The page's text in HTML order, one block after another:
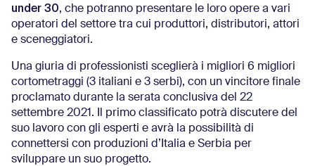
under 30, che potranno presentare le loro opere a vari
operatori del settore tra cui produttori, distributori, attori
e sceneggiatori.
Una giuria di professionisti sceglierà i migliori 6 migliori
cortometraggi (3 italiani e 3 serbi), con un vincitore finale
proclamato durante la serata conclusiva del 22
settembre 2021. Il primo classificato potrà discutere del
suo lavoro con gli esperti e avrà la possibilità di
connettersi con produzioni d’Italia e Serbia per
sviluppare un suo progetto.